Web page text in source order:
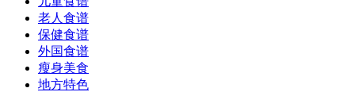
老人食谱
保健食谱
外国食谱
瘦身美食
地方特色